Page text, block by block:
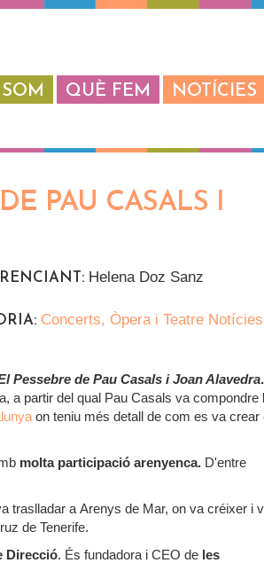
QUÈ FEM NOTÍCIES
PAU CASALS I
Helena Doz Sanz
Concerts, Òpera i Teatre Notícies
Pessebre de Pau Casals i Joan Alavedra.
a partir del qual Pau Casals va compondre
on teniu més detall de com es va crear
molta participació arenyenca. D'entre
traslladar a Arenys de Mar, on va créixer i
de Tenerife.
Direcció. És fundadora i CEO de les